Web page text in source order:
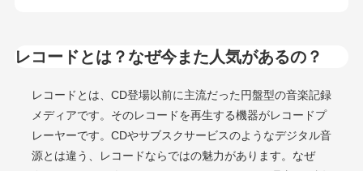
レコードとは？なぜ今また人気があるの？
レコードとは、CD登場以前に主流だった円盤型の音楽記録
メディアです。そのレコードを再生する機器がレコードプ
レーヤーです。CDやサブスクサービスのようなデジタル音
源とは違う、レコードならではの魅力があります。なぜ